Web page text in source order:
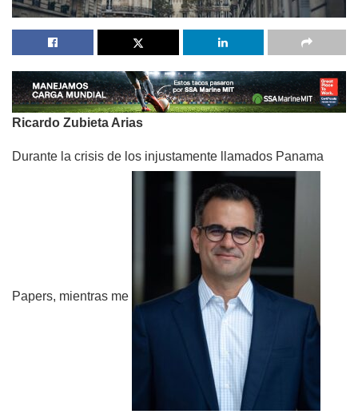
Ricardo Zubieta Arias
Durante la crisis de los injustamente llamados Panama
Papers, mientras me